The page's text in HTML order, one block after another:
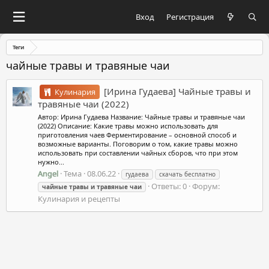
Вход Регистрация
Теги
чайные травы и травяные чаи
Кулинария
[Ирина Гудаева] Чайные травы и
травяные чаи (2022)
Автор: Ирина Гудаева Название: Чайные травы и травяные чаи
(2022) Описание: Какие травы можно использовать для
приготовления чаев Ферментирование – основной способ и
возможные варианты. Поговорим о том, какие травы можно
использовать при составлении чайных сборов, что при этом
нужно...
Angel Тема 08.06.22 гудаева
скачать бесплатно
чайные травы и травяные чаи Ответы: 0 Форум:
Кулинария и рецепты